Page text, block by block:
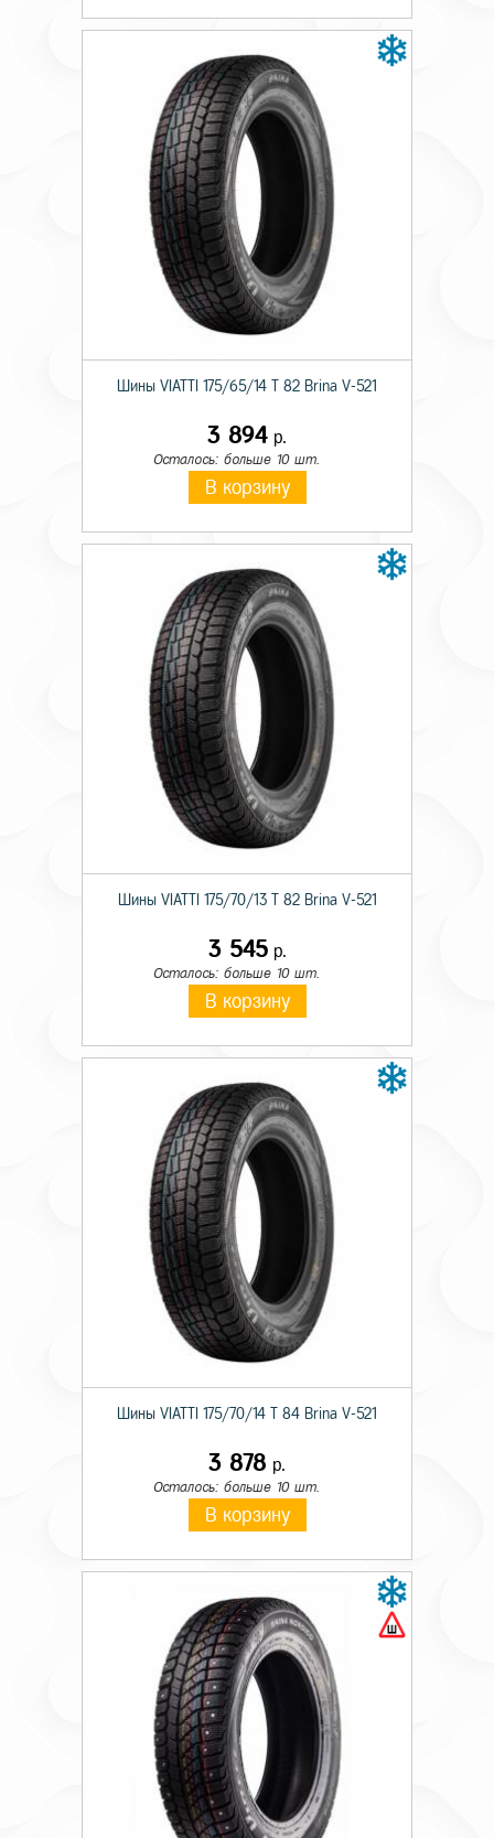
Шины VIATTI 175/65/14 T 82 Brina V-521
3 894 р.
Осталось: больше 10 шт.
В корзину
Шины VIATTI 175/70/13 T 82 Brina V-521
3 545р.
Осталось: больше 10 шт.
В корзину
Шины VIATTI 175/70/14 T 84 Brina V-521
3 878 р.
Осталось: больше 10 шт.
В корзину